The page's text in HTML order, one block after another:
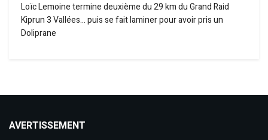
Loïc Lemoine termine deuxième du 29 km du Grand Raid
Kiprun 3 Vallées… puis se fait laminer pour avoir pris un
Doliprane
AVERTISSEMENT